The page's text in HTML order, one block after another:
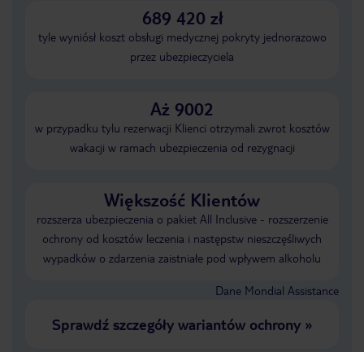
689 420 zł
tyle wyniósł koszt obsługi medycznej pokryty jednorazowo
przez ubezpieczyciela
Aż 9002
w przypadku tylu rezerwacji Klienci otrzymali zwrot kosztów
wakacji w ramach ubezpieczenia od rezygnacji
Większość Klientów
rozszerza ubezpieczenia o pakiet All Inclusive - rozszerzenie
ochrony od kosztów leczenia i następstw nieszczęśliwych
wypadków o zdarzenia zaistniałe pod wpływem alkoholu
Dane Mondial Assistance
Sprawdź szczegóły wariantów ochrony»